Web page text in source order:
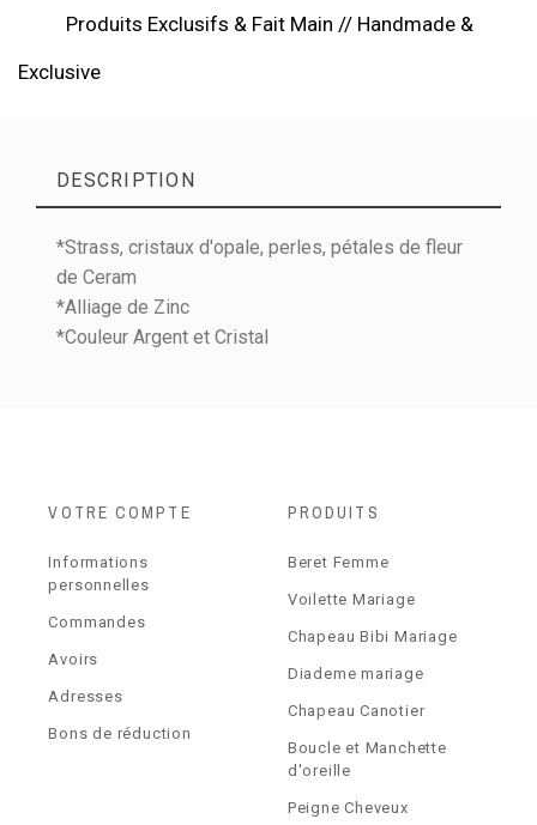
Produits Exclusifs & Fait Main // Handmade &
Exclusive
DESCRIPTION
*Strass, cristaux d'opale, perles, pétales de fleur
de Ceram
*Alliage de Zinc
*Couleur Argent et Cristal
VOTRE COMPTE
Informations
personnelles
Commandes
Avoirs
Adresses
Bons de réduction
PRODUITS
Beret Femme
Voilette Mariage
Chapeau Bibi Mariage
Diademe mariage
Chapeau Canotier
Boucle et Manchette
d'oreille
Peigne Cheveux